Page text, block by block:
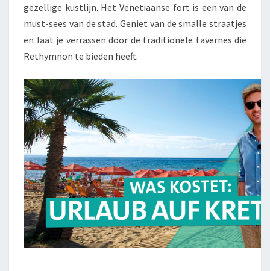
gezellige kustlijn. Het Venetiaanse fort is een van de
must-sees van de stad. Geniet van de smalle straatjes
en laat je verrassen door de traditionele tavernes die
Rethymnon te bieden heeft.